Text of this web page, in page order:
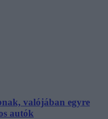
valójában egyre
autók